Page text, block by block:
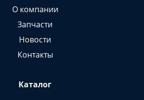
О компании
Запчасти
Новости
Контакты
Каталог